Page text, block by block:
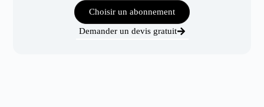
Choisir un abonnement
Demander un devis gratuit